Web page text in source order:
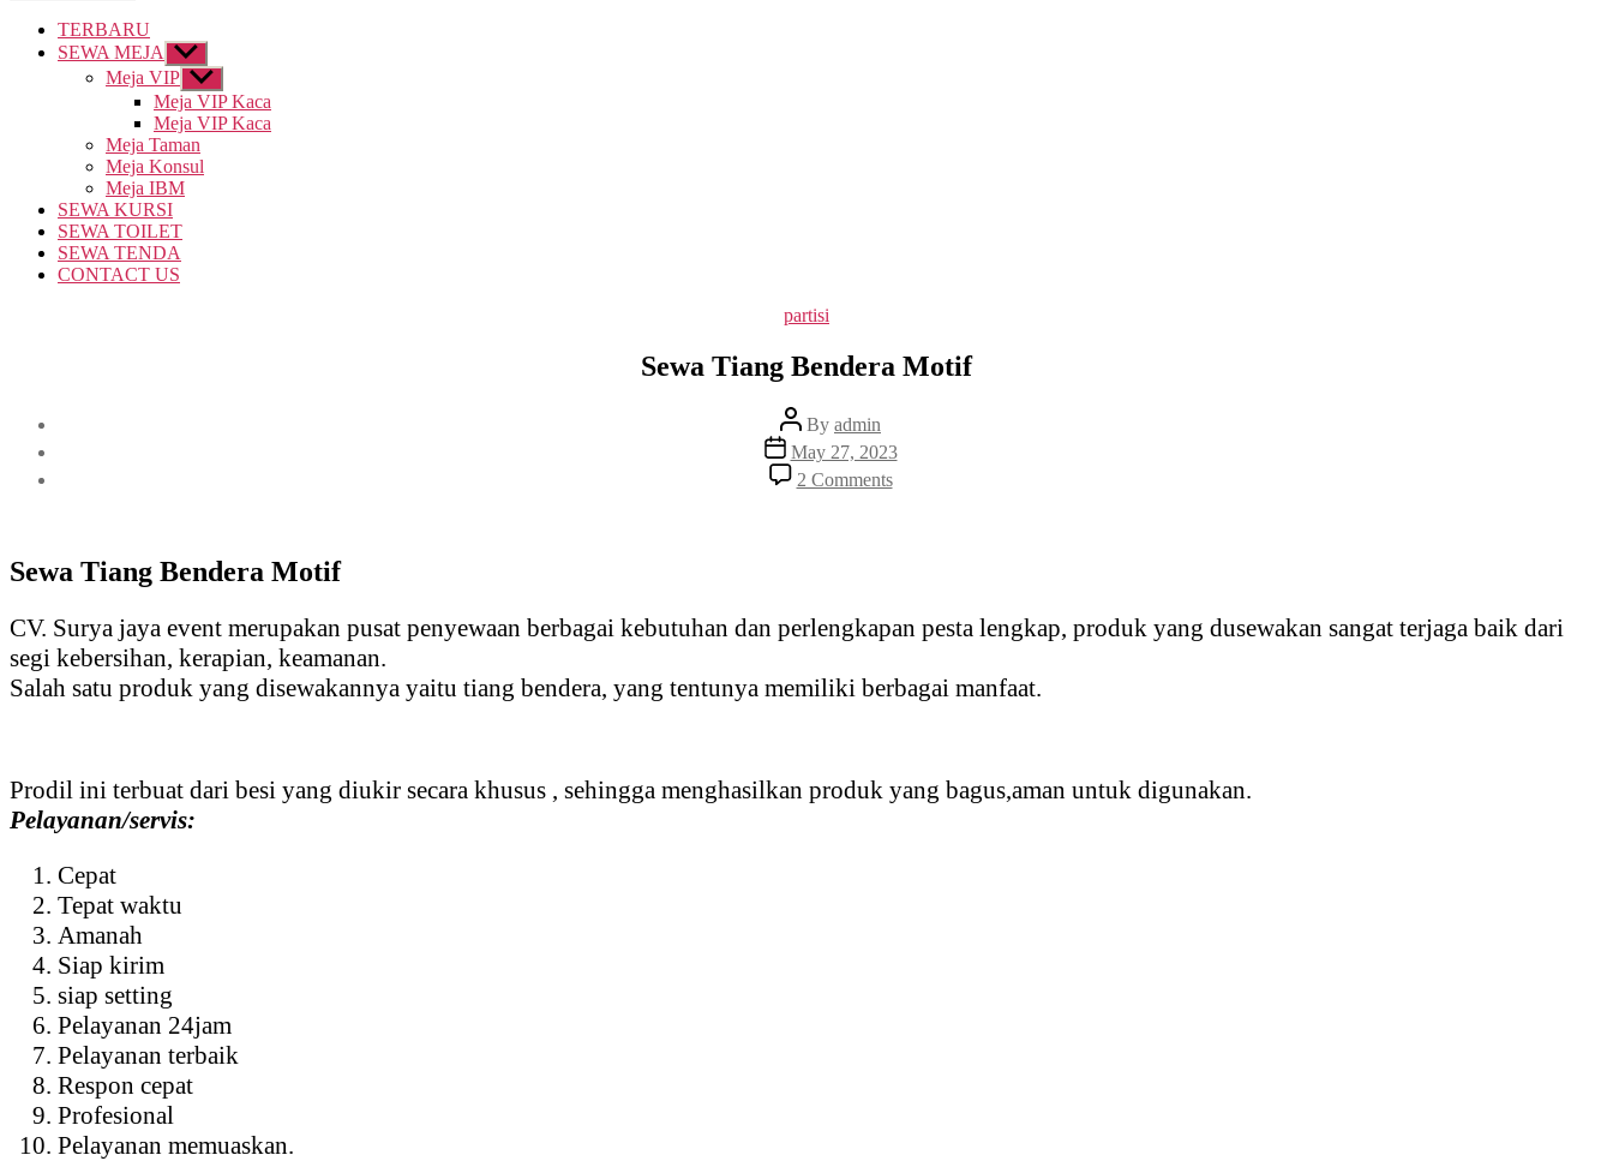
TERBARU
SEWA MEJA
Show
sub
menu
Meja VIP Show
sub
menu
Meja VIP Kaca
Meja VIP Kaca
Meja Taman
Meja Konsul
Meja IBM
SEWA KURSI
SEWA TOILET
SEWA TENDA
CONTACT US
Categories
partisi
Sewa Tiang Bendera Motif
Post
author
By admin
Post
date
May 27, 2023
2 Commentson
Sewa
Sewa Tiang Bendera Motif
CV. Surya jaya event merupakan pusat penyewaan berbagai kebutuhan dan perlengkapan pesta lengkap, produk yang dusewakan sangat terjaga baik dari
segi kebersihan, kerapian, keamanan.
Salah satu produk yang disewakannya yaitu tiang bendera, yang tentunya memiliki berbagai manfaat.
Prodil ini terbuat dari besi yang diukir secara khusus , sehingga menghasilkan produk yang bagus,aman untuk digunakan.
Pelayanan/servis:
Cepat
Tepat waktu
Amanah
Siap kirim
siap setting
Pelayanan 24jam
Pelayanan terbaik
Respon cepat
Profesional
Pelayanan memuaskan.